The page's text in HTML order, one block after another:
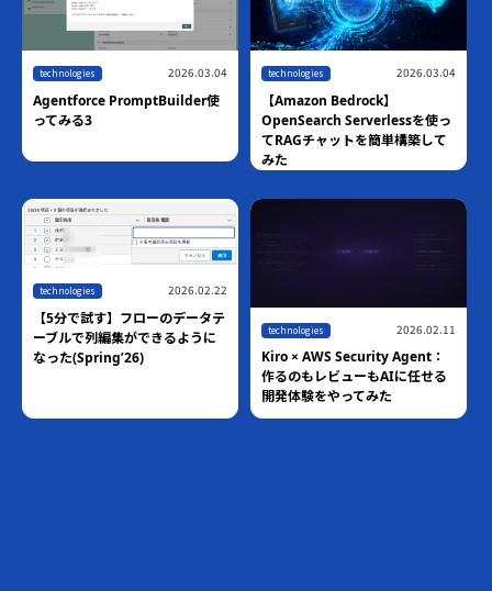
technologies 2026.07.10
【ハンズオン】Amazon
Bedrock AgentCore Harness ×
作るマネージドRAGエージェン
technologies
世界最速！！AWS Blocks技術検
証
technologies
【10分で試す】Claudeから
Salesforce Hosted MCP
Serverに接続する